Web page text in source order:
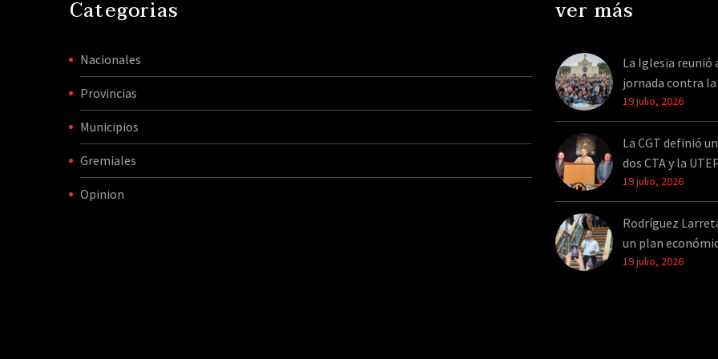
Categorias
Nacionales
Provincias
Municipios
Gremiales
Opinion
ver más
La Iglesia reunió
jornada contra
19 julio, 2026
La CGT definió
dos CTA y la
19 julio, 2026
Rodríguez
un plan
19 julio, 2026